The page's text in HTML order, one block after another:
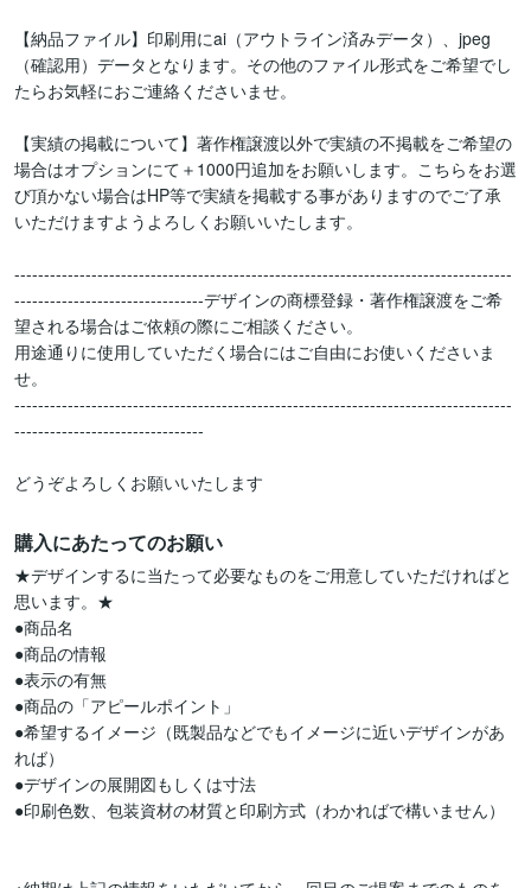
【納品ファイル】印刷用にai（アウトライン済みデータ）、jpeg
（確認用）データとなります。その他のファイル形式をご希望でし
たらお気軽におご連絡くださいませ。
【実績の掲載について】著作権譲渡以外で実績の不掲載をご希望の
場合はオプションにて＋1000円追加をお願いします。こちらをお選
び頂かない場合はHP等で実績を掲載する事がありますのでご了承
いただけますようよろしくお願いいたします。
------------------------------------------------------------------------------------
--------------------------------デザインの商標登録・著作権譲渡をご希
望される場合はご依頼の際にご相談ください。
用途通りに使用していただく場合にはご自由にお使いくださいま
せ。
------------------------------------------------------------------------------------
--------------------------------
どうぞよろしくお願いいたします
購入にあたってのお願い
★デザインするに当たって必要なものをご用意していただければと
思います。★
●商品名
●商品の情報
●表示の有無
●商品の「アピールポイント」
●希望するイメージ（既製品などでもイメージに近いデザインがあ
れば）
●デザインの展開図もしくは寸法
●印刷色数、包装資材の材質と印刷方式（わかればで構いません）